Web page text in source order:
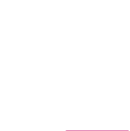
U verlaat Rechtspraak.nl
- U verlaat Rechtspraak.nl
- U verlaat Rechtspraak.nl
- U verlaat Rechtspraak.nl
op LinkedIn - U verlaat
de hoogte' nieuwsbrief - U verlaat